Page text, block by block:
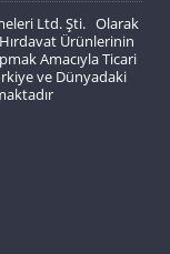
Ltd. Şti. Olarak
Ürünlerinin
Amacıyla Ticari
ve Dünyadaki